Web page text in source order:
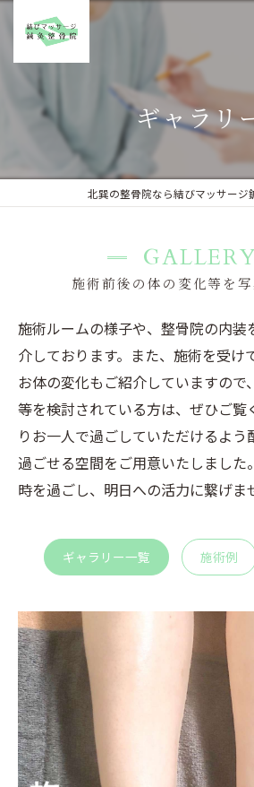
ギャラリ
北巽の整骨院なら結びマッサージ
施術前後の体の変化等を
施術ルームの様子や、整骨院の内装
介しております。また、施術を受け
お体の変化もご紹介していますので
等を検討されている方は、ぜひご覧
りお一人で過ごしていただけるよう
過ごせる空間をご用意いたしました
時を過ごし、明日への活力に繋げま
ギャラリー一覧 施術例